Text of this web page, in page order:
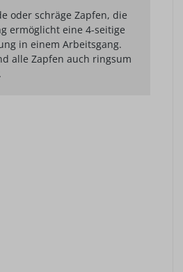
oder schräge Zapfen, die
ermöglicht eine 4-seitige
in einem Arbeitsgang.
alle Zapfen auch ringsum